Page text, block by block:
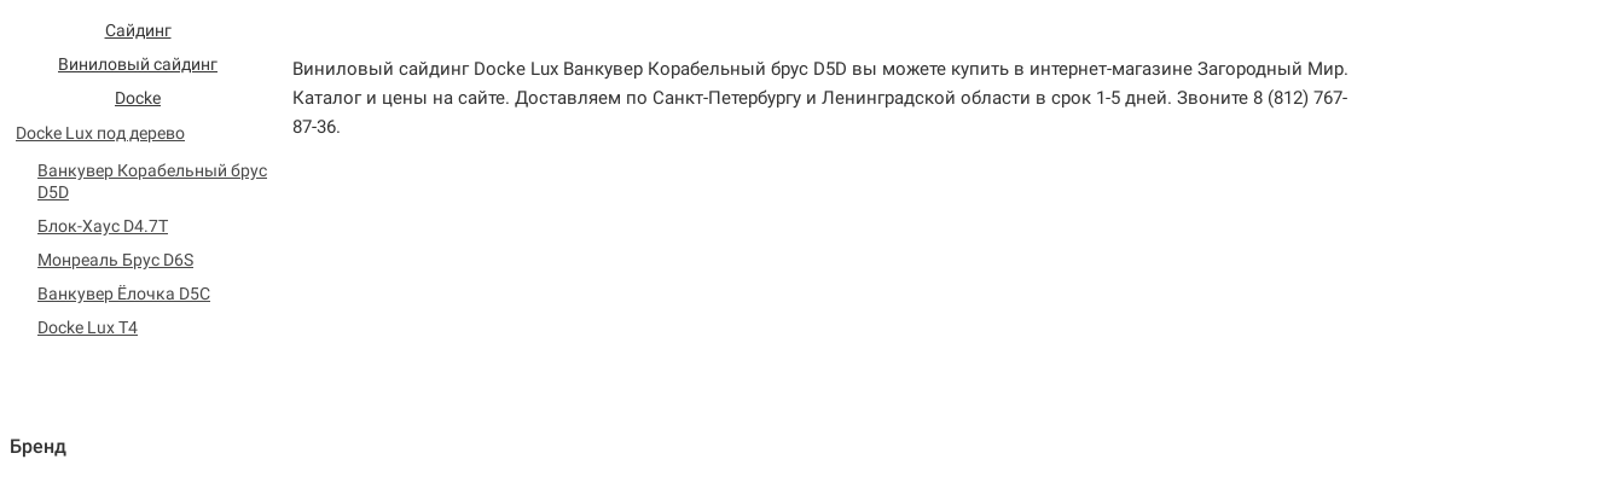
Сайдинг
Виниловый сайдинг
Docke
Docke Lux под дерево
Ванкувер Корабельный брус
D5D
Блок-Хаус D4.7T
Монреаль Брус D6S
Ванкувер Ёлочка D5C
Docke Lux T4
Бренд
Виниловый сайдинг Docke Lux Ванкувер Корабельный брус D5D вы можете купить в интернет-магазине Загородный Мир.
Каталог и цены на сайте. Доставляем по Санкт-Петербургу и Ленинградской области в срок 1-5 дней. Звоните 8 (812) 767-
87-36.